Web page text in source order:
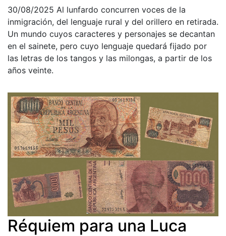
30/08/2025 Al lunfardo concurren voces de la
inmigración, del lenguaje rural y del orillero en retirada.
Un mundo cuyos caracteres y personajes se decantan
en el sainete, pero cuyo lenguaje quedará fijado por
las letras de los tangos y las milongas, a partir de los
años veinte.
Réquiem para una Luca